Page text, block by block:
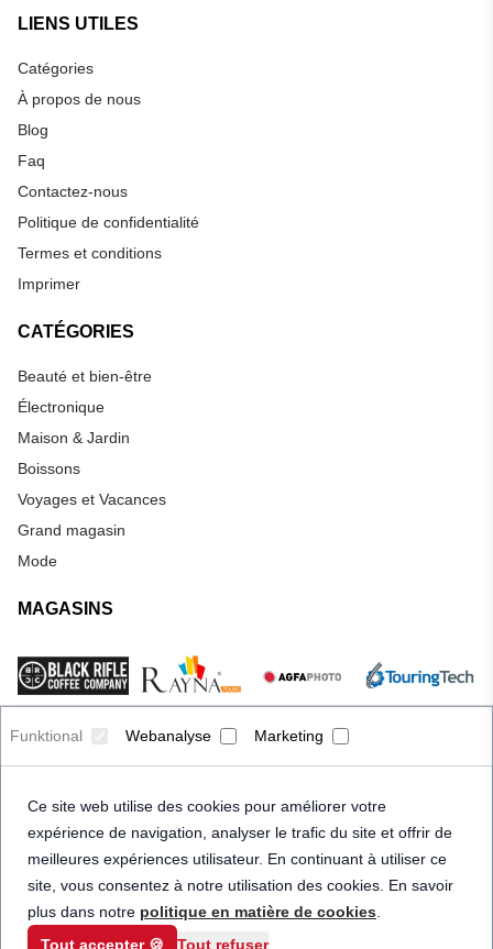
Funktional Webanalyse Marketing
Ce site web utilise des cookies pour améliorer votre
expérience de navigation, analyser le trafic du site et offrir de
meilleures expériences utilisateur. En continuant à utiliser ce
site, vous consentez à notre utilisation des cookies. En savoir
plus dans notre politique en matière de cookies
Tout accepter 🍪
Tout refuser
LIENS UTILES
Catégories
À propos de nous
Blog
Faq
Contactez-nous
Politique de confidentialité
Termes et conditions
Imprimer
CATÉGORIES
Beauté et bien-être
Électronique
Maison & Jardin
Boissons
Voyages et Vacances
Grand magasin
Mode
MAGASINS